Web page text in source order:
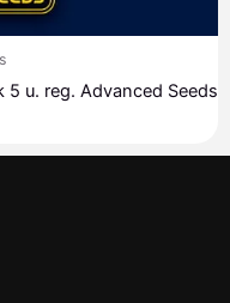
5 u. reg. Advanced Seeds